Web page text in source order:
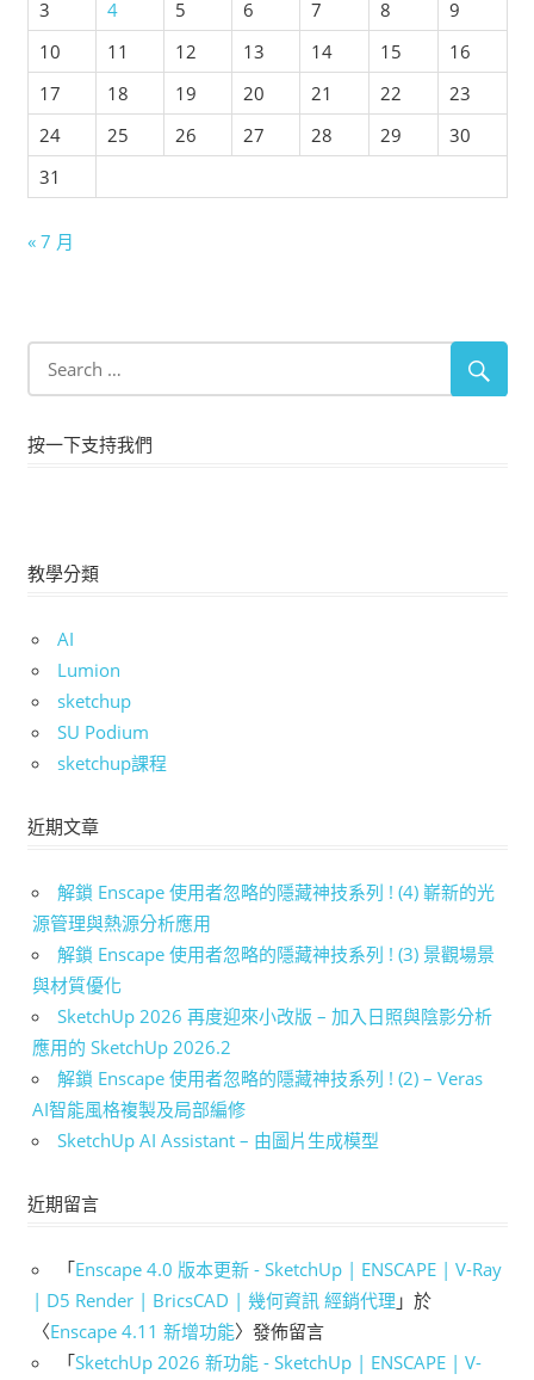
3 4 5 6 7 8
9
10
11 12 13 14 15
16
17
18 19 20 21 22
23
24
25 26 27 28 29
30
31
« 7 月
按一下支持我們
教學分類
AI
Lumion
sketchup
SU Podium
sketchup課程
近期文章
解鎖 Enscape 使用者忽略的隱藏神技系列 ! (4) 嶄新的光
源管理與熱源分析應用
解鎖 Enscape 使用者忽略的隱藏神技系列 ! (3) 景觀場景
與材質優化
SketchUp 2026 再度迎來小改版 – 加入日照與陰影分析
應用的 SketchUp 2026.2
解鎖 Enscape 使用者忽略的隱藏神技系列 ! (2) – Veras
AI智能風格複製及局部編修
SketchUp AI Assistant – 由圖片生成模型
近期留言
「Enscape 4.0 版本更新 - SketchUp | ENSCAPE | V-Ray
| D5 Render | BricsCAD | 幾何資訊 經銷代理 」於
〈Enscape 4.11 新增功能〉發佈留言
「SketchUp 2026 新功能 - SketchUp | ENSCAPE | V-